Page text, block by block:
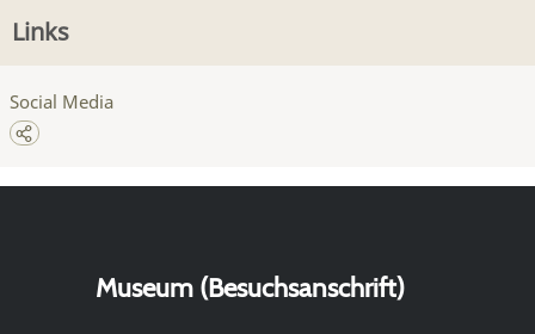
Links
Social Media
Museum (Besuchsanschrift)